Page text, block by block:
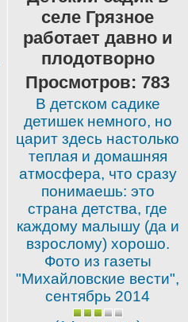
селе Грязное
работает давно и
плодотворно
Просмотров: 783
В детском садике
детишек немного, но
царит здесь настолько
теплая и домашняя
атмосфера, что сразу
понимаешь: это
страна детства, где
каждому малышу (да и
взрослому) хорошо.
Фото из газеты
"Михайловские вести",
сентябрь 2014